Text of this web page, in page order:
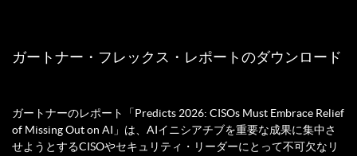
ガートナー・フレックス・レポートのダウンロード
ガートナーのレポート「Predicts 2026: CISOs Must Embrace Relief
of Missing Out on AI」は、AIイニシアチブを重要な成果に集中さ
せようとするCISOやセキュリティ・リーダーにとって不可欠なリ